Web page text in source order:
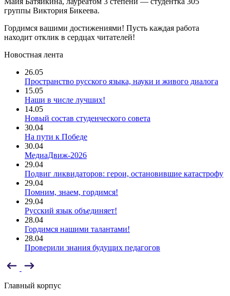
группы Виктория Бикеева.
Гордимся вашими достижениями! Пусть каждая работа
находит отклик в сердцах читателей!
Новостная лента
26.05
Пространство русского языка, науки и живого диалога
15.05
Наши в числе лучших!
14.05
Новый состав студенческого совета
30.04
На пути к Победе
30.04
МедиаДвиж-2026
29.04
Подвиг ликвидаторов: герои, остановившие катастрофу
29.04
Помним, знаем, гордимся!
29.04
Русский язык объединяет!
28.04
Гордимся нашими талантами!
28.04
Проверили знания будущих педагогов
Главный корпус